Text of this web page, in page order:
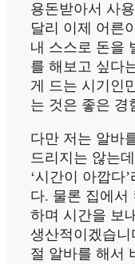
용돈받아서 사
달리 이제 어른
내 스스로 돈을
를 해보고 싶다
게 드는 시기인
는 것은 좋은 경
다만 저는 알바
드리지는 않는
‘시간이 아깝다’
다. 물론 집에서
하며 시간을 보
생산적이겠습니
절 알바를 해서